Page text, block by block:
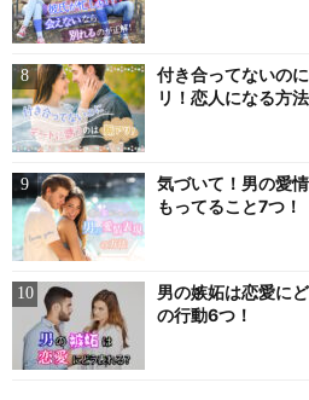
付き合ってないの
リ！恋人になる方
気づいて！男の愛
もってること7つ！
男の嫉妬は恋愛に
の行動6つ！